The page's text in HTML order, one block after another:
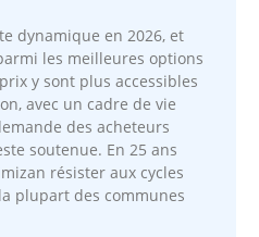
dynamique en 2026, et
les meilleures options
y sont plus accessibles
avec un cadre de vie
des acheteurs
soutenue. En 25 ans
résister aux cycles
plupart des communes